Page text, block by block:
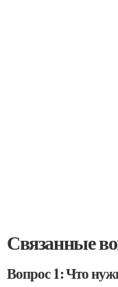
Связанные
Вопрос 1: Что